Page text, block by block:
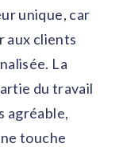
unique, car
aux clients
La
du travail
agréable,
touche